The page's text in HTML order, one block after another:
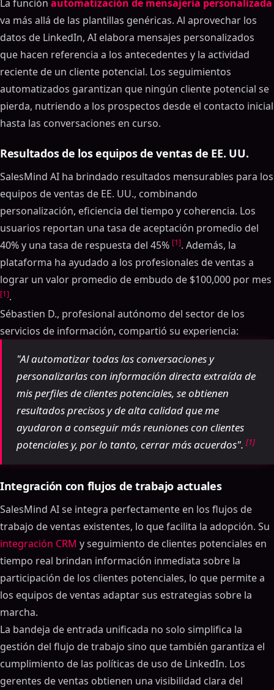
La función automatización de mensajería personalizada
va más allá de las plantillas genéricas. Al aprovechar los
datos de LinkedIn, AI elabora mensajes personalizados
que hacen referencia a los antecedentes y la actividad
reciente de un cliente potencial. Los seguimientos
automatizados garantizan que ningún cliente potencial se
pierda, nutriendo a los prospectos desde el contacto inicial
hasta las conversaciones en curso.
Resultados de los equipos de ventas de EE. UU.
SalesMind AI ha brindado resultados mensurables para los
equipos de ventas de EE. UU., combinando
personalización, eficiencia del tiempo y coherencia. Los
usuarios reportan una tasa de aceptación promedio del
40% y una tasa de respuesta del 45% [1]. Además, la
plataforma ha ayudado a los profesionales de ventas a
lograr un valor promedio de embudo de $100,000 por mes
[1].
Sébastien D., profesional autónomo del sector de los
servicios de información, compartió su experiencia:
"Al automatizar todas las conversaciones y
personalizarlas con información directa extraída de
mis perfiles de clientes potenciales, se obtienen
resultados precisos y de alta calidad que me
ayudaron a conseguir más reuniones con clientes
potenciales y, por lo tanto, cerrar más acuerdos". [1]
Integración con flujos de trabajo actuales
SalesMind AI se integra perfectamente en los flujos de
trabajo de ventas existentes, lo que facilita la adopción. Su
integración CRM y seguimiento de clientes potenciales en
tiempo real brindan información inmediata sobre la
participación de los clientes potenciales, lo que permite a
los equipos de ventas adaptar sus estrategias sobre la
marcha.
La bandeja de entrada unificada no solo simplifica la
gestión del flujo de trabajo sino que también garantiza el
cumplimiento de las políticas de uso de LinkedIn. Los
gerentes de ventas obtienen una visibilidad clara del